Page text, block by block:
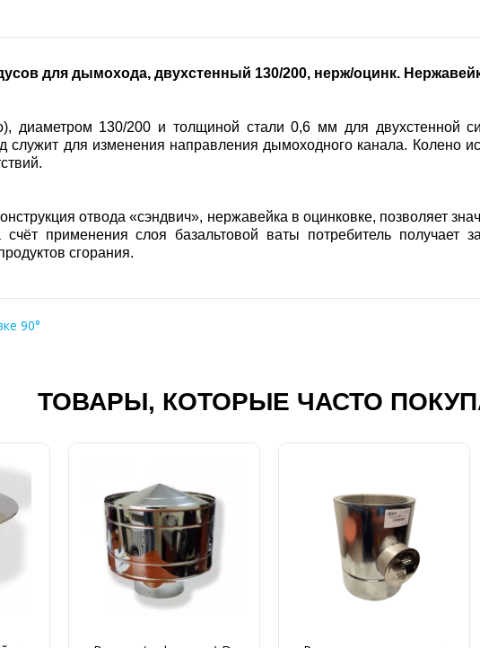
для дымохода, двухстенный 130/200, нерж/оцинк.
диаметром 130/200 и толщиной стали 0,6 мм для двухстенной
служит для изменения направления дымоходного канала. Колено
отвода «сэндвич», нержавейка в оцинковке, позволяет
применения слоя базальтовой ваты потребитель
сгорания.
90°
ТОВАРЫ, КОТОРЫЕ ЧАСТО